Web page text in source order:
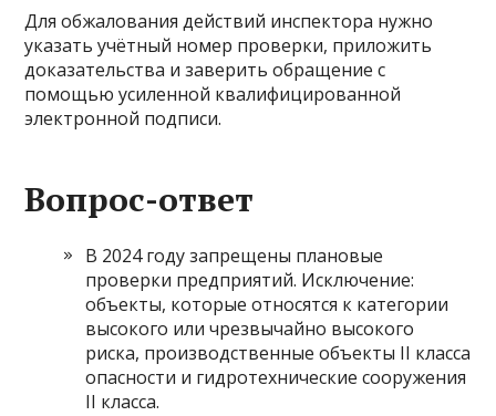
Для обжалования действий инспектора нужно
указать учётный номер проверки, приложить
доказательства и заверить обращение с
помощью усиленной квалифицированной
электронной подписи.
Вопрос-ответ
В 2024 году запрещены плановые
проверки предприятий. Исключение:
объекты, которые относятся к категории
высокого или чрезвычайно высокого
риска, производственные объекты II класса
опасности и гидротехнические сооружения
II класса.